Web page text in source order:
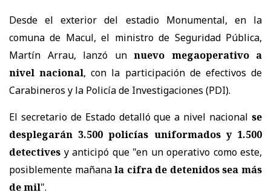
Desde el exterior del estadio Monumental, en la
comuna de Macul, el ministro de Seguridad Pública,
Martín Arrau, lanzó un nuevo megaoperativo a
nivel nacional, con la participación de efectivos de
Carabineros y la Policía de Investigaciones (PDI).
El secretario de Estado detalló que a nivel nacional se
desplegarán 3.500 policías uniformados y 1.500
detectives y anticipó que "en un operativo como este,
posiblemente mañanala cifra de detenidos sea más
de mil".